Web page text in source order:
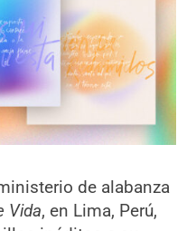
de alabanza
Vida, en Lima, Perú,